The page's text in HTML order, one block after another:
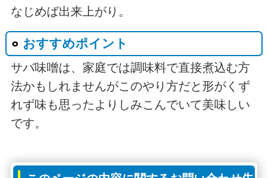
なじめば出来上がり。
おすすめポイント
サバ味噌は、家庭では調味料で直接煮込む方
法かもしれませんがこのやり方だと形がくず
れず味も思ったよりしみこんでいて美味しい
です。